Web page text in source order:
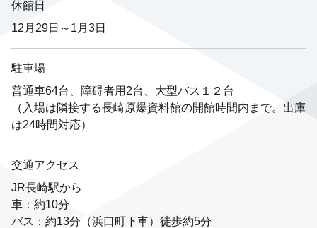
休館日
12月29日～1月3日
駐車場
普通車64台、障碍者用2台、大型バス１２台
（入場は隣接する長崎原爆資料館の開館時間内まで。出庫
は24時間対応）
交通アクセス
JR長崎駅から
車：約10分
バス：約13分（浜口町下車）徒歩約5分